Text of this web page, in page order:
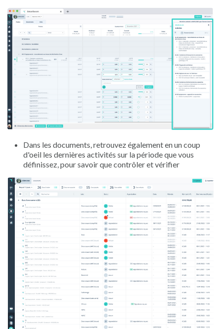
Dans les documents, retrouvez également en un coup
d'oeil les dernières activités sur la période que vous
définissez, pour savoir que contrôler et vérifier